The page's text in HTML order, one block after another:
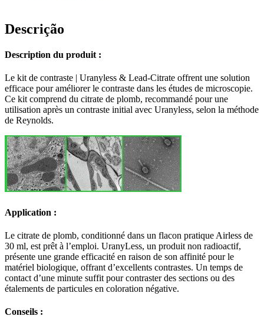
Citrate
Descrição
Description du produit :
Le kit de contraste | Uranyless & Lead-Citrate offrent une solution
efficace pour améliorer le contraste dans les études de microscopie.
Ce kit comprend du citrate de plomb, recommandé pour une
utilisation après un contraste initial avec Uranyless, selon la méthode
de Reynolds.
Application :
Le citrate de plomb, conditionné dans un flacon pratique Airless de
30 ml, est prêt à l’emploi. UranyLess, un produit non radioactif,
présente une grande efficacité en raison de son affinité pour le
matériel biologique, offrant d’excellents contrastes. Un temps de
contact d’une minute suffit pour contraster des sections ou des
étalements de particules en coloration négative.
Conseils :